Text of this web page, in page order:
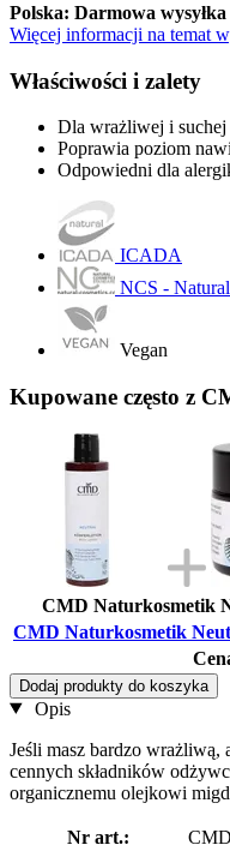
Polska: Darmowa
Więcej informacji na temat
Właściwości i zalety
Dla wrażliwej i suchej
Poprawia poziom
Odpowiedni dla
ICADA
NCS -
Vegan
Kupowane często z
CMD Naturkosmetik
CMD Naturkosmetik
Dodaj produkty do koszyka
Opis
Jeśli masz bardzo wrażliwą,
cennych składników
organicznemu olejkowi
Nr art.: